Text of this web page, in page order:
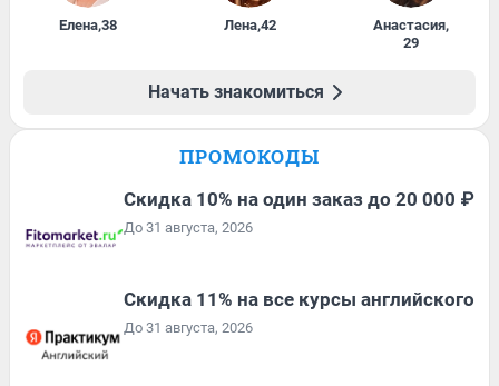
Елена,38 Лена,42 Анастасия,
29
Начать знакомиться
ПРОМОКОДЫ
Скидка 10% на один заказ до 20 000 ₽
До 31 августа, 2026
Скидка 11% на все курсы английского
До 31 августа, 2026